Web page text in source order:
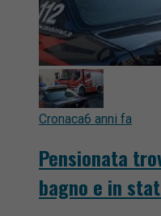
Cronaca6 anni fa
Pensionata
bagno e in